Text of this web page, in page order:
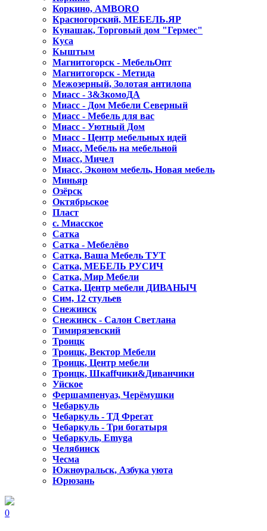
Коркино, AMBORO
Красногорский, МЕБЕЛЬ.ЯР
Кунашак, Торговый дом "Гермес"
Куса
Кыштым
Магнитогорск - МебельОпт
Магнитогорск - Метида
Межозерный, Золотая антилопа
Миасс - 3&3комоДА
Миасс - Дом Мебели Северный
Миасс - Мебель для вас
Миасс - Уютный Дом
Миасс - Центр мебельных идей
Миасс, Мебель на мебельной
Миасс, Мичел
Миасс, Эконом мебель, Новая мебель
Миньяр
Озёрск
Октябрьское
Пласт
с. Миасское
Сатка
Сатка - Мебелёво
Сатка, Ваша Мебель ТУТ
Сатка, МЕБЕЛЬ РУСИЧ
Сатка, Мир Мебели
Сатка, Центр мебели ДИВАНЫЧ
Сим, 12 стульев
Снежинск
Снежинск - Салон Светлана
Тимирязевский
Троицк
Троицк, Вектор Мебели
Троицк, Центр мебели
Троицк, Шкаffчики&Диванчики
Уйское
Фершампенуаз, Черёмушки
Чебаркуль
Чебаркуль - ТД Фрегат
Чебаркуль - Три богатыря
Чебаркуль, Emyga
Челябинск
Чесма
Южноуральск, Азбука уюта
Юрюзань
0